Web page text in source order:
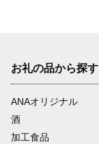
お礼の品から探す
ANAオリジナル
酒
加工食品